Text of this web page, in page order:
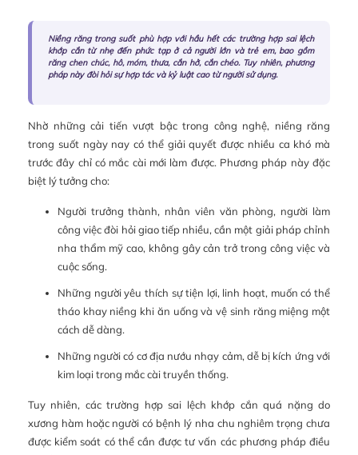
Niềng răng trong suốt phù hợp với hầu hết các trường hợp sai lệch
khớp cắn từ nhẹ đến phức tạp ở cả người lớn và trẻ em, bao gồm
răng chen chúc, hô, móm, thưa, cắn hở, cắn chéo. Tuy nhiên, phương
pháp này đòi hỏi sự hợp tác và kỷ luật cao từ người sử dụng.
Nhờ những cải tiến vượt bậc trong công nghệ, niềng răng
trong suốt ngày nay có thể giải quyết được nhiều ca khó mà
trước đây chỉ có mắc cài mới làm được. Phương pháp này đặc
biệt lý tưởng cho:
Người trưởng thành, nhân viên văn phòng, người làm
công việc đòi hỏi giao tiếp nhiều, cần một giải pháp chỉnh
nha thẩm mỹ cao, không gây cản trở trong công việc và
cuộc sống.
Những người yêu thích sự tiện lợi, linh hoạt, muốn có thể
tháo khay niềng khi ăn uống và vệ sinh răng miệng một
cách dễ dàng.
Những người có cơ địa nướu nhạy cảm, dễ bị kích ứng với
kim loại trong mắc cài truyền thống.
Tuy nhiên, các trường hợp sai lệch khớp cắn quá nặng do
xương hàm hoặc người có bệnh lý nha chu nghiêm trọng chưa
được kiểm soát có thể cần được tư vấn các phương pháp điều